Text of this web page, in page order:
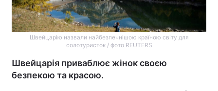
Швейцарію назвали найбезпечнішою країною світу для
солотуристок / фото REUTERS
Швейцарія приваблює жінок своєю
безпекою та красою.